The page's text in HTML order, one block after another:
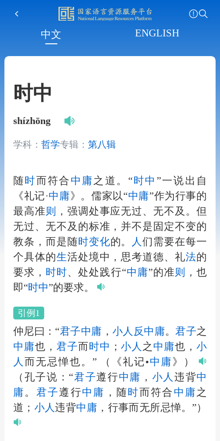
中文 ENGLISH
时中
shízhōng
学科： 哲学专辑： 第八辑
随 时 而符合 中庸之道。“时中 ”一说出自
《礼记·中庸》。儒家以“中庸”作为行事的
最高准则
，强调处事应无过、无不及。但
无过、无不及的标准，并不是固定不变的
教条，而是随时变化的。 人们需要在每一
个具体的生活处境中，思考道德、礼法的
要求， 时时、处处践行“中庸”的准则
，也
即“时中”的要求。
引例1
仲尼曰：“君子中庸 ， 小人 反 中庸。君子之
中庸也， 君子而 时中 ； 小 人 之 中庸也，小
人 而无忌惮也。” （《礼记•中庸》）
（孔子说：“君子遵行中庸 ， 小 人 违背中
庸。 君子遵行中庸 ，随 时 而符合 中庸之
道； 小人违背中庸 ，行事而无所忌惮。”）